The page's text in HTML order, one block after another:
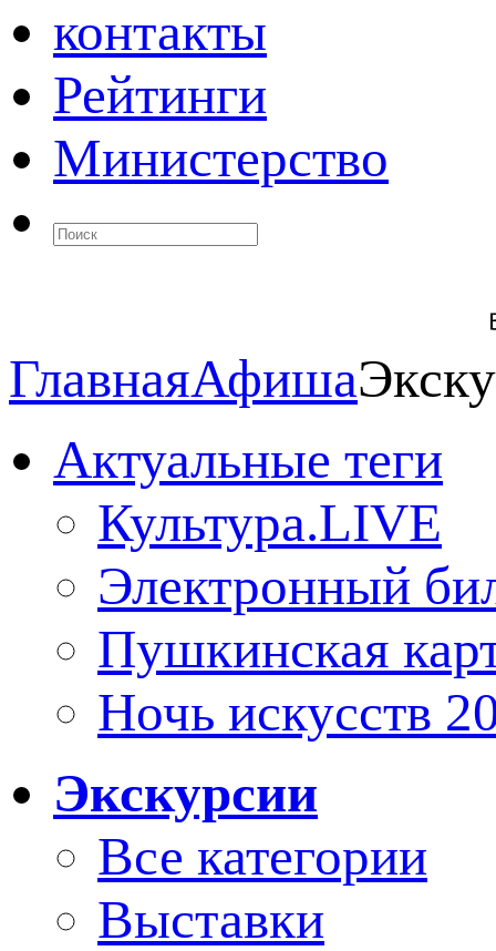
контакты
Рейтинги
Министерство
ГлавнаяАфиша
Актуальные теги
Культура.LIVE
Электронный
Пушкинская
Ночь искусств
Экскурсии
Все категории
Выставки